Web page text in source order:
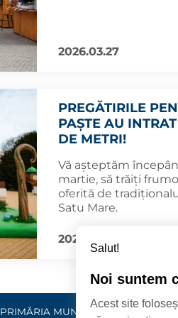
2026.03.27
PREGĂTIRILE
PAȘTE AU
DE METRI!
Vă așteptăm
martie, să trăiți
oferită de
Satu Mare.
2026.03.26
PRIMĂRIA MUNICIPIULUI
Salut!
Noi suntem
Acest site